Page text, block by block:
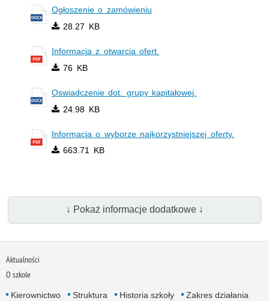
Ogłoszenie o zamówieniu
28.27 KB
Informacja z otwarcia ofert.
76 KB
Oswiadczenie dot. grupy kapitałowej.
24.98 KB
Informacja o wyborze najkorzystniejszej oferty.
663.71 KB
↓ Pokaż informacje dodatkowe ↓
Aktualności
O szkole
Kierownictwo Struktura Historia szkoły
Zakres działania